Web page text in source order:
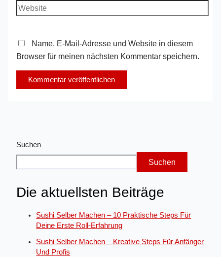
Name, E-Mail-Adresse und Website in diesem
Browser für meinen nächsten Kommentar speichern.
Suchen
Suchen
Die aktuellsten Beiträge
Sushi Selber Machen – 10 Praktische Steps Für
Deine Erste Roll-Erfahrung
Sushi Selber Machen – Kreative Steps Für Anfänger
Und Profis